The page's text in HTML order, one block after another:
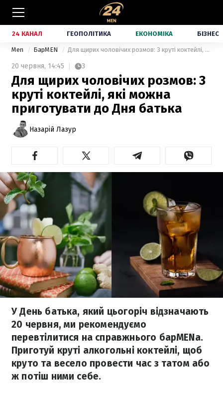
24 КАНАЛ ГЕОПОЛІТИКА ЕКОНОМІКА БІЗНЕС
Men БарMEN Для щирих чоловічих розмов: 3 круті коктейлі, які можна приготувати до Дня батька
20 червня, 14:45 3
Для щирих чоловічих розмов: 3
круті коктейлі, які можна
приготувати до Дня батька
Назарій Лазур
У День батька, який цьогоріч відзначають
20 червня, ми рекомендуємо
перевтілитися на справжнього барMENа.
Приготуй круті алкогольні коктейлі, щоб
круто та весело провести час з татом або
ж потіш ними себе.